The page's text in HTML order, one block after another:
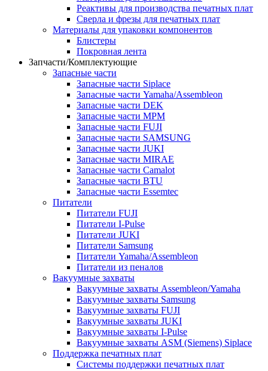
Реактивы для производства печатных плат
Сверла и фрезы для печатных плат
Материалы для упаковки компонентов
Блистеры
Покровная лента
Запчасти/Комплектующие
Запасные части
Запасные части Siplace
Запасные части Yamaha/Assembleon
Запасные части DEK
Запасные части MPM
Запасные части FUJI
Запасные части SAMSUNG
Запасные части JUKI
Запасные части MIRAE
Запасные части Camalot
Запасные части BTU
Запасные части Essemtec
Питатели
Питатели FUJI
Питатели I-Pulse
Питатели JUKI
Питатели Samsung
Питатели Yamaha/Assembleon
Питатели из пеналов
Вакуумные захваты
Вакуумные захваты Assembleon/Yamaha
Вакуумные захваты Samsung
Вакуумные захваты FUJI
Вакуумные захваты JUKI
Вакуумные захваты I-Pulse
Вакуумные захваты ASM (Siemens) Siplace
Поддержка печатных плат
Системы поддержки печатных плат